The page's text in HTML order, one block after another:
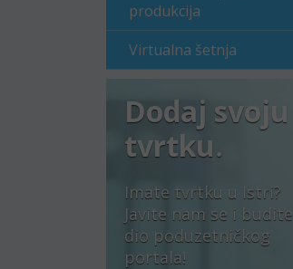
produkcija
Virtualna šetnja
Dodaj svoju
tvrtku.
Imate tvrtku u Istri?
Javite nam se i budite
dio poduzetničkog
portala!